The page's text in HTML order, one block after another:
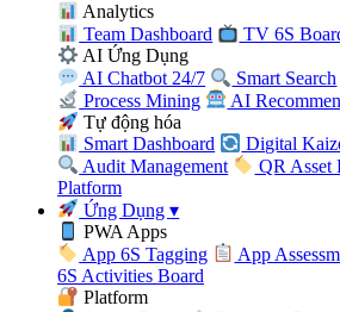
Analytics
Team Dashboard
TV 6S
AI Ứng Dụng
AI Chatbot 24/7
Smart Search
Process Mining
AI
Tự động hóa
Smart Dashboard
Digital
Audit Management
QR Asset
Platform
Ứng Dụng▾
PWA Apps
App 6S Tagging
App
6S Activities Board
Platform